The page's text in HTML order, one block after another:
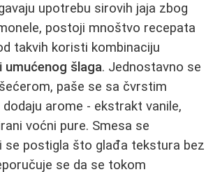
upotrebu sirovih jaja zbog
postoji mnoštvo recepata
takvih koristi kombinaciju
umućenog šlaga. Jednostavno se
paše se sa čvrstim
arome - ekstrakt vanile,
voćni pure. Smesa se
se postigla što glađa tekstura bez
se da se tokom